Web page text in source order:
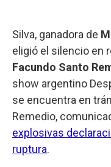
Silva, ganadora de
eligió el silencio en
Facundo Santo
show argentino
se encuentra en
Remedio,
explosivas
ruptura.